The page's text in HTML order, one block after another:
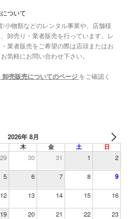
ついて
/小物類などのレンタル事業や、店舗様
卸売り・業者販売を行っています。レ
業者販売をご希望の際は店頭またはお
気軽にお問い合わせ下さい。
卸売販売についてのページ をご確認く
2026年 8月
木 金 土 日
29 30 31 1 2
5 6 7 8 9
12 13 14 15 16
19 20 21 22 23